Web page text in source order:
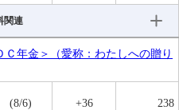
関連
年金＞（愛称：わたしへの贈り
(8/6) +36 238